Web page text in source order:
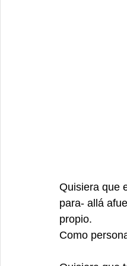
Quisiera que
para- allá
propio.
Como